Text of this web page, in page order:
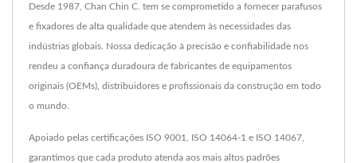
Desde 1987, Chan Chin C. tem se comprometido a fornecer parafusos
e fixadores de alta qualidade que atendem às necessidades das
indústrias globais. Nossa dedicação à precisão e confiabilidade nos
rendeu a confiança duradoura de fabricantes de equipamentos
originais (OEMs), distribuidores e profissionais da construção em todo
o mundo.
Apoiado pelas certificações ISO 9001, ISO 14064-1 e ISO 14067,
garantimos que cada produto atenda aos mais altos padrões